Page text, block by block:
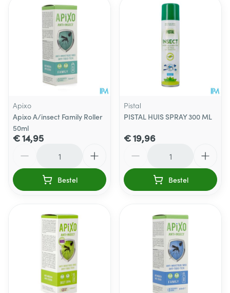
Apixo
Apixo A/insect Family Roller
50ml
€ 14,95
Bestel
Pistal
PISTAL HUIS SPRAY 300 ML
€ 19,96
Bestel